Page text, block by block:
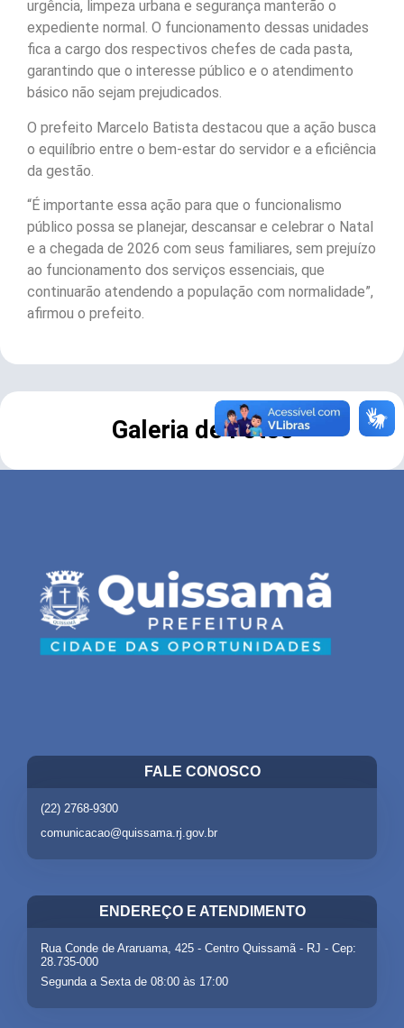
urgência, limpeza urbana e segurança manterão o
expediente normal. O funcionamento dessas unidades
fica a cargo dos respectivos chefes de cada pasta,
garantindo que o interesse público e o atendimento
básico não sejam prejudicados.
O prefeito Marcelo Batista destacou que a ação busca
o equilíbrio entre o bem-estar do servidor e a eficiência
da gestão.
“É importante essa ação para que o funcionalismo
público possa se planejar, descansar e celebrar o Natal
e a chegada de 2026 com seus familiares, sem prejuízo
ao funcionamento dos serviços essenciais, que
continuarão atendendo a população com normalidade”,
afirmou o prefeito.
Galeria de Fotos
FALE CONOSCO
(22) 2768-9300
comunicacao@quissama.rj.gov.br
ENDEREÇO E ATENDIMENTO
Rua Conde de Araruama, 425 - Centro Quissamã - RJ - Cep:
28.735-000
Segunda a Sexta de 08:00 às 17:00